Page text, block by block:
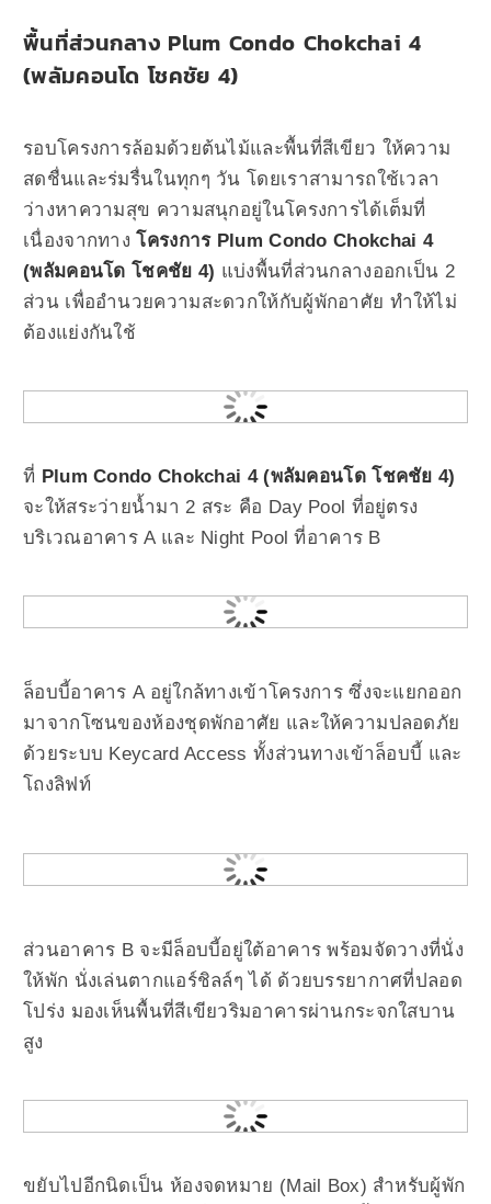
พื้นที่ส่วนกลาง Plum Condo Chokchai 4
(พลัมคอนโด โชคชัย 4)
รอบโครงการล้อมด้วยต้นไม้และพื้นที่สีเขียว ให้ความ
สดชื่นและร่มรื่นในทุกๆ วัน โดยเราสามารถใช้เวลา
ว่างหาความสุข ความสนุกอยู่ในโครงการได้เต็มที่
เนื่องจากทางโครงการ Plum Condo Chokchai 4
(พลัมคอนโด โชคชัย 4) แบ่งพื้นที่ส่วนกลางออกเป็น 2
ส่วน เพื่ออำนวยความสะดวกให้กับผู้พักอาศัย ทำให้ไม่
ต้องแย่งกันใช้
ที่ Plum Condo Chokchai 4 (พลัมคอนโด โชคชัย 4)
จะให้สระว่ายน้ำมา 2 สระ คือ Day Pool ที่อยู่ตรง
บริเวณอาคาร A และ Night Pool ที่อาคาร B
ล็อบบี้อาคาร A อยู่ใกล้ทางเข้าโครงการ ซึ่งจะแยกออก
มาจากโซนของห้องชุดพักอาศัย และให้ความปลอดภัย
ด้วยระบบ Keycard Access ทั้งส่วนทางเข้าล็อบบี้ และ
โถงลิฟท์
ส่วนอาคาร B จะมีล็อบบี้อยู่ใต้อาคาร พร้อมจัดวางที่นั่ง
ให้พัก นั่งเล่นตากแอร์ชิลล์ๆ ได้ ด้วยบรรยากาศที่ปลอด
โปร่ง มองเห็นพื้นที่สีเขียวริมอาคารผ่านกระจกใสบาน
สูง
ขยับไปอีกนิดเป็น ห้องจดหมาย (Mail Box) สำหรับผู้พัก